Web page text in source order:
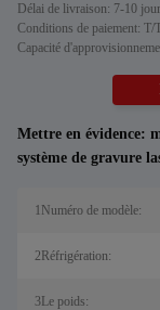
Délai de livraison: 7-10
Conditions de paiement:
Capacité
Mettre en évidence:
système de gravure
1Numéro de modèle:
2Réfrigération:
3Le poids: